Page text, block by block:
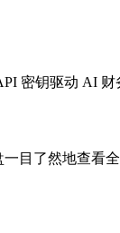
钥驱动 AI 财
目了然地查看全